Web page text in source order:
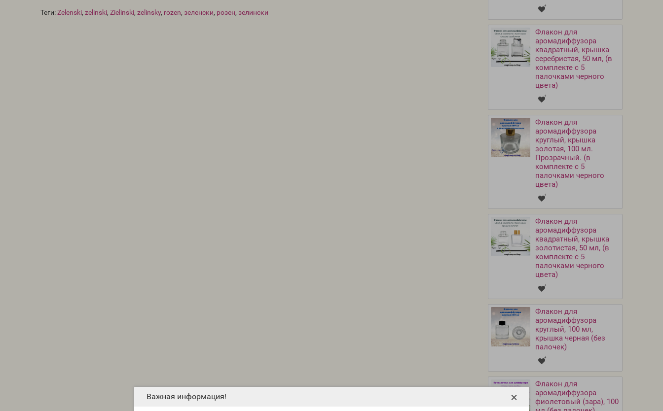
Важная информация! ×
Теги:Zelenski,zelinski,Zielinski,zelinsky, rozen,зеленски, розен,зелински
Флакон для
аромадиффузора
квадратный, крышка
серебристая, 50 мл, (в
комплекте с 5
палочками черного
цвета)
Флакон для
аромадиффузора
круглый, крышка
золотая, 100 мл.
Прозрачный. (в
комплекте с 5
палочками черного
цвета)
Флакон для
аромадиффузора
квадратный, крышка
золотистая, 50 мл, (в
комплекте с 5
палочками черного
цвета)
Флакон для
аромадиффузора
круглый, 100 мл,
крышка черная (без
палочек)
Флакон для
аромадиффузора
фиолетовый (зара), 100